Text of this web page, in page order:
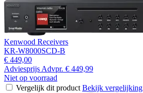
Kenwood Receivers
KR-W8000SCD-B
€ 449,00
Adviesprijs Advpr. € 449,99
Niet op voorraad
Vergelijk dit product Bekijk vergelijking